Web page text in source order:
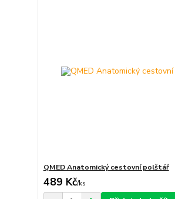
QMED Anatomický cestovní polštář
489 Kč/ks